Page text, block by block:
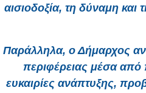
αισιοδοξία, τη δύναμη
Παράλληλα, ο Δήμαρχος
περιφέρειας μέσα από
ευκαιρίες ανάπτυξης,